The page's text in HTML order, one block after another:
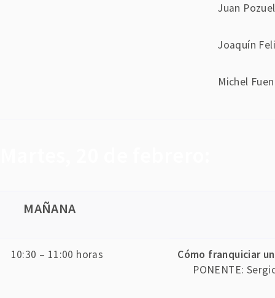
Juan
Joaquín
Michel
MAÑANA
10:30 – 11:00 horas
Cómo franquiciar
PONENTE: